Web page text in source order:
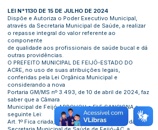
LEI N°1130 DE 15 DE JULHO DE 2024
Dispõe e Autoriza o Poder Executivo Municipal,
através da Secretaria Municipal de Saúde, a realizar
o repasse integral do valor referente ao
componente
de qualidade aos profissionais de saúde bucal e dá
outras providências.
O PREFEITO MUNICIPAL DE FEIJÓ-ESTADO DO
ACRE, no uso de suas atribuições legais,
conferidas pela Lei Orgânica Municipal e
considerando a nova
Portaria GM/MS nº 3.493, de 10 de abril de 2024, faz
saber que a Câmara
Municipal de Feijó APROVOU e ELE SANCIONA a
seguinte Lei:
Art. 1º Fica criada, na estrutura administrativa da